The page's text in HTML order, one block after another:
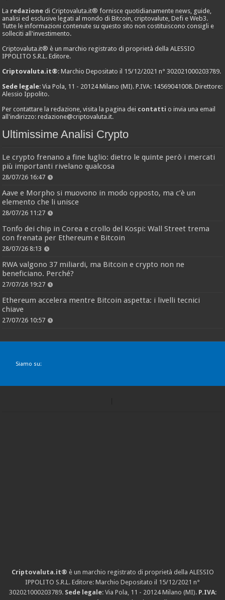
La redazione di Criptovaluta.it® fornisce quotidianamente news, guide,
analisi ed esclusive legati al mondo di Bitcoin, criptovalute, Defi e Web3.
Tutte le informazioni contenute su questo sito non costituiscono consigli e
solleciti all'investimento.
Criptovaluta.it® è un marchio registrato di proprietà della ALESSIO
IPPOLITO S.R.L. Editore.
Criptovaluta.it®: Marchio Depositato il 15/12/2021 n° 302021000203789.
Sede legale: Via Pola, 11 - 20124 Milano (MI). P.IVA: 14569041008. Direttore:
Alessio Ippolito.
Per contattare la redazione, visita la pagina dei contatti o invia una email
all'indirizzo:redazione@criptovaluta.it.
Ultimissime Analisi Crypto
Le crypto frenano a fine luglio: dietro le quinte però i mercati
più importanti rivelano qualcosa
28/07/26 16:47
Aave e Morpho si muovono in modo opposto, ma c’è un
elemento che li unisce
28/07/26 11:27
Tonfo dei chip in Corea e crollo del Kospi: Wall Street trema
con frenata per Ethereum e Bitcoin
28/07/26 8:13
RWA valgono 37 miliardi, ma Bitcoin e crypto non ne
beneficiano. Perché?
27/07/26 19:27
Ethereum accelera mentre Bitcoin aspetta: i livelli tecnici
chiave
27/07/26 10:57
Siamo su:
Criptovaluta.it® è un marchio registrato di proprietà della ALESSIO
IPPOLITO S.R.L. Editore: Marchio Depositato il 15/12/2021 n°
302021000203789. Sede legale: Via Pola, 11 - 20124 Milano (MI). P.IVA: